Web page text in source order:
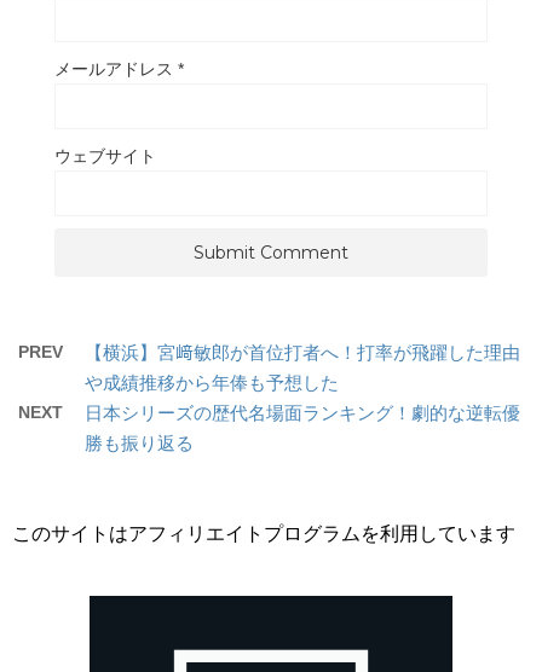
メールアドレス *
ウェブサイト
PREV
【横浜】宮﨑敏郎が首位打者へ！打率が飛躍した理由
や成績推移から年俸も予想した
NEXT
日本シリーズの歴代名場面ランキング！劇的な逆転優
勝も振り返る
このサイトはアフィリエイトプログラムを利用しています